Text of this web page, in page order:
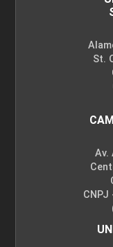
St.
Av.
CNPJ